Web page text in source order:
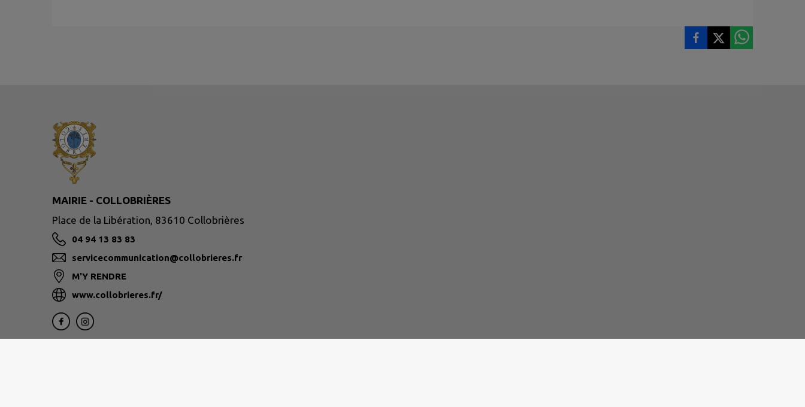
MAIRIE - COLLOBRIÈRES
Place de la Libération, 83610 Collobrières
04 94 13 83 83
servicecommunication@collobrieres.fr
M'Y RENDRE
www.collobrieres.fr/